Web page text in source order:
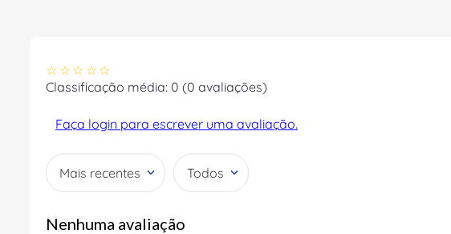
☆ ☆ ☆ ☆ ☆
Classificação média: 0 (0 avaliações)
Faça login para escrever uma avaliação.
Mais recentes Todos
Nenhuma avaliação